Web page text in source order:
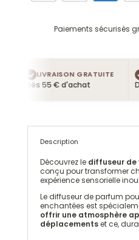
Paiements sécurisés
LIVRAISON GRATUITE
Dès 55 € d'achat
Description
Découvrez le diffuseur de
conçu pour transformer
expérience sensorielle
Le diffuseur de parfum
enchantées est
offrir une atmosphère
déplacementset ce,